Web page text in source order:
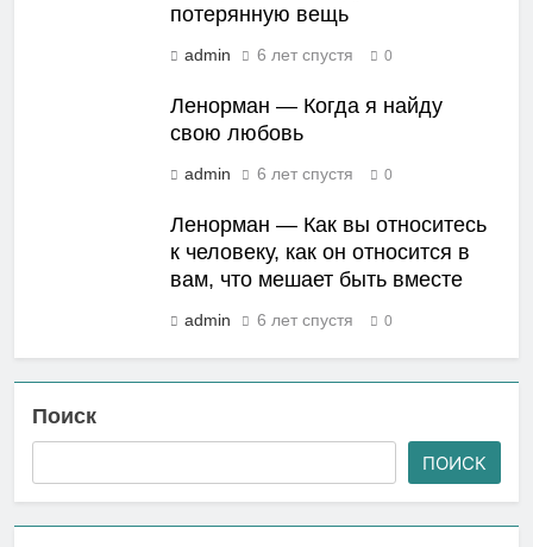
потерянную вещь
admin 6 лет спустя 0
Ленорман — Когда я найду
свою любовь
admin 6 лет спустя 0
Ленорман — Как вы относитесь
к человеку, как он относится в
вам, что мешает быть вместе
admin 6 лет спустя 0
Поиск
ПОИСК